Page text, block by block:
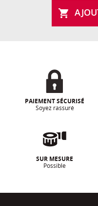

PAIEMENT SÉCURISÉ
Soyez rassuré
SUR MESURE
Possible